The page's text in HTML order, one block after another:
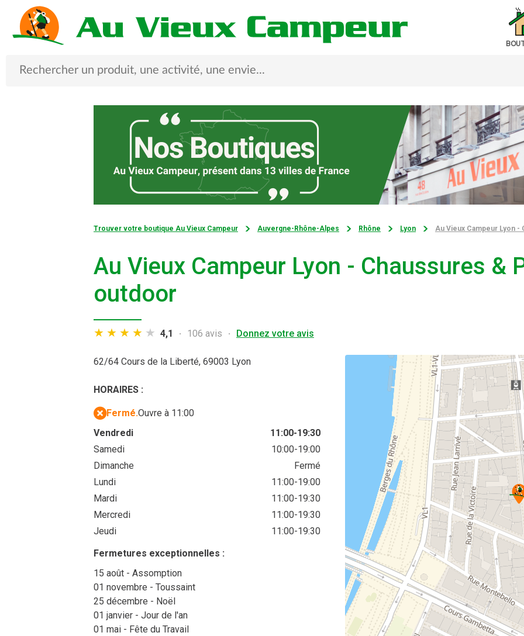
Trouver votre boutique Au Vieux Campeur Auvergne-Rhône-Alpes Rhône Lyon Au Vieux Campeur Lyon
Au Vieux Campeur Lyon - Chaussures &
outdoor
4,1 106 avis Donnez votre avis
62/64 Cours de la Liberté, 69003 Lyon
HORAIRES :
Fermé.Ouvre à 11:00
Vendredi
11:00-19:30
Samedi
10:00-19:00
Dimanche
Fermé
Lundi
11:00-19:00
Mardi
11:00-19:30
Mercredi
11:00-19:30
Jeudi
11:00-19:30
Fermetures exceptionnelles :
15 août - Assomption
01 novembre - Toussaint
25 décembre - Noël
01 janvier - Jour de l'an
01 mai - Fête du Travail